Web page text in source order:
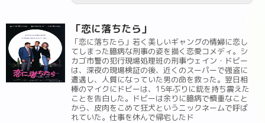
「恋に落ちたら」
「恋に落ちたら」若く美しいギャングの情婦に恋し
てしまった臆病な刑事の姿を描く恋愛コメディ。シ
カゴ市警の犯行現場処理班の刑事ウェイン・ドビー
は、深夜の現場検証の後、近くのスーパーで強盗に
遭遇し、人質になっていた男の命を救った。翌日相
棒のマイクにドビーは、15年ぶりに銃を持ち震えた
ことを告白した。ドビーは余りに臆病で慎重なこと
から、皮肉をこめて狂犬というニックネームで呼ば
れていた。仕事を休んで帰宅したド